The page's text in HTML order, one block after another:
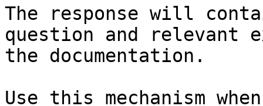
The response will
question and relevant
the documentation.
Use this mechanism